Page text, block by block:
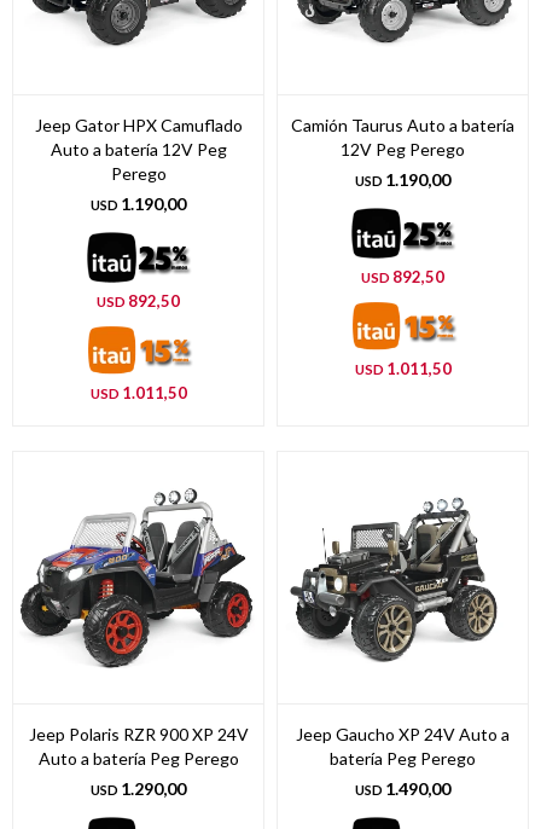
Jeep Gator HPX Camuflado
Auto a batería 12V Peg
Perego
USD 1.190,00
USD 892,50
USD 1.011,50
Camión Taurus Auto a batería
12V Peg Perego
USD 1.190,00
USD 892,50
USD 1.011,50
Jeep Polaris RZR 900 XP 24V
Auto a batería Peg Perego
USD 1.290,00
Jeep Gaucho XP 24V Auto a
batería Peg Perego
USD 1.490,00